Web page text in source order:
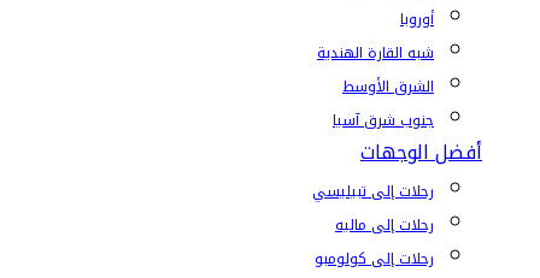
أوروبا
شبه القارة الهندية
الشرق الأوسط
جنوب شرق آسيا
أفضل الوجهات
رحلات إلى تبيليسي
رحلات إلى ماليه
رحلات إلى كولومبو